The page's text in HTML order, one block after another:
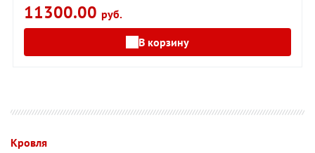
11300.00 руб.
В корзину
Кровля